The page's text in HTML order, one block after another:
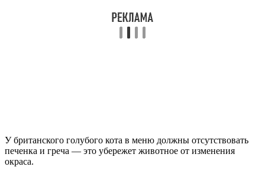
У британского голубого кота в меню должны отсутствовать
печенка и греча — это убережет животное от изменения
окраса.